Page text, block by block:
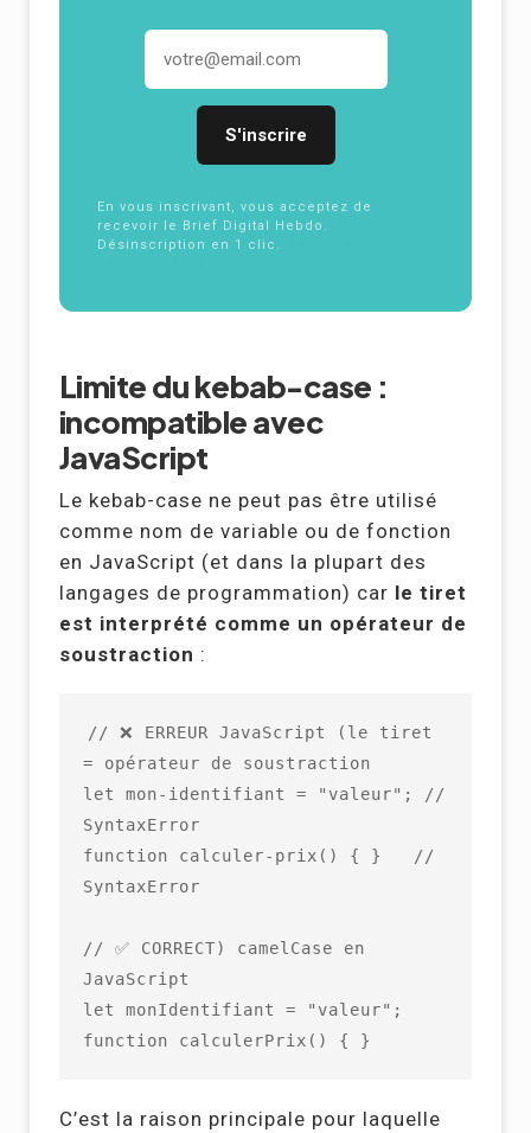
En vous inscrivant, vous acceptez de
recevoir le Brief Digital Hebdo.
Désinscription en 1 clic.
Limite du kebab-case :
incompatible avec
JavaScript
Le kebab-case ne peut pas être utilisé
comme nom de variable ou de fonction
en JavaScript (et dans la plupart des
langages de programmation) car le tiret
est interprété comme un opérateur de
soustraction :
// ❌ ERREUR JavaScript (le tiret
= opérateur de soustraction
let mon-identifiant = "valeur"; //
SyntaxError
function calculer-prix() { }   //
SyntaxError
// ✅ CORRECT) camelCase en
JavaScript
let monIdentifiant = "valeur";
function calculerPrix() { }
C’est la raison principale pour laquelle